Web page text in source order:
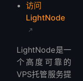
访问
LightNode
LightNode是一
个高度可靠的
VPS托管服务提